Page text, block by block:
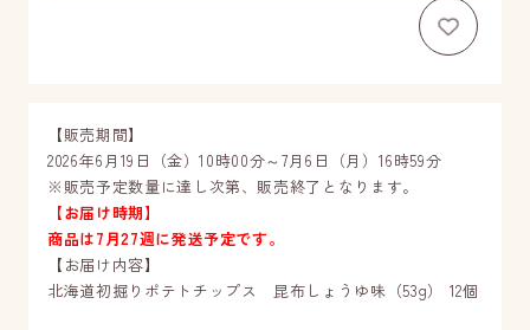
【販売期間】
2026年6月19日（金）10時00分～7月6日（月）16時59分
※販売予定数量に達し次第、販売終了となります。
【お届け時期】
商品は7月27週に発送予定です。
【お届け内容】
北海道初掘りポテトチップス 昆布しょうゆ味（53g） 12個